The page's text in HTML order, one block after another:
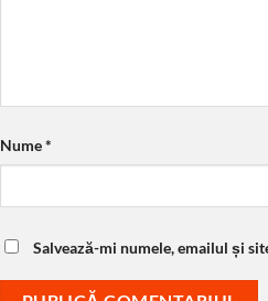
Nume*
Salvează-mi numele, emailul și